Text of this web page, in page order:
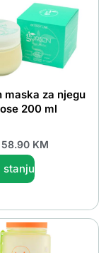
maska za njegu
200 ml
58.90 KM
stanju